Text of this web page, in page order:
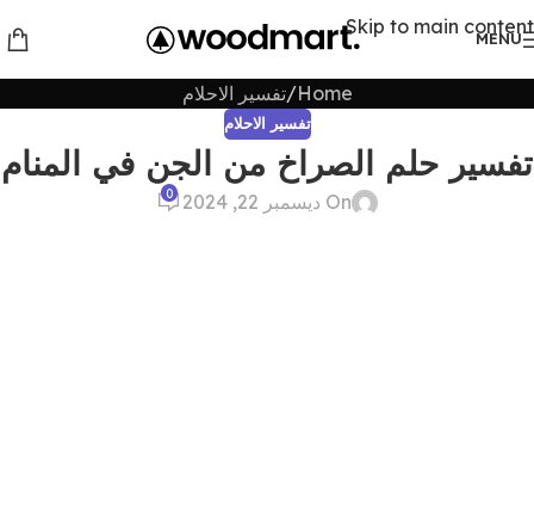
Skip to main content
MENU
Home تفسير الاحلام
تفسير الاحلام
تفسير حلم الصراخ من الجن في المنام
On ديسمبر 22, 2024 0